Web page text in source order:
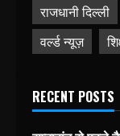
राजधानी दिल्ली
वर्ल्ड न्यूज़
RECENT POSTS